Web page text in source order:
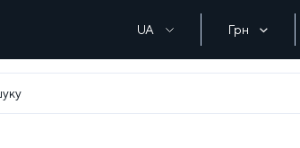
UA Грн